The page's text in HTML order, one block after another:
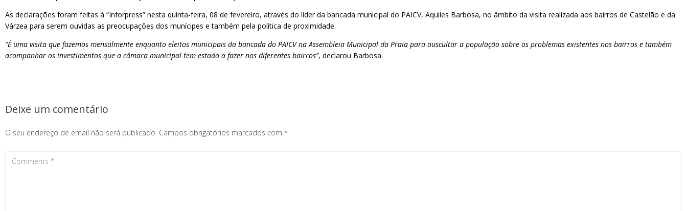
As declarações foram feitas à “Inforpress” nesta quinta-feira, 08 de fevereiro, através do líder da bancada municipal do PAICV, Aquiles Barbosa, no âmbito da visita realizada aos bairros de Castelão e da
Várzea para serem ouvidas as preocupações dos munícipes e também pela política de proximidade.
“É uma visita que fazemos mensalmente enquanto eleitos municipais da bancada do PAICV na Assembleia Municipal da Praia para auscultar a população sobre os problemas existentes nos bairros e também
acompanhar os investimentos que a câmara municipal tem estado a fazer nos diferentes bairros”, declarou Barbosa.
Deixe um comentário
O seu endereço de email não será publicado. Campos obrigatórios marcados com *